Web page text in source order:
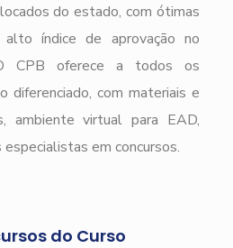
do estado, com ótimas
índice de aprovação no
CPB oferece a todos os
diferenciado, com materiais e
ambiente virtual para EAD,
em concursos.
do Curso